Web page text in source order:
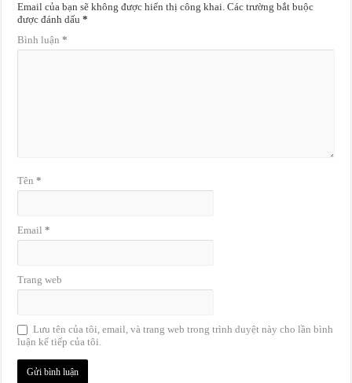
Email của bạn sẽ không được hiển thị công khai. Các trường bắt buộc
được đánh dấu*
Bình luận*
Tên*
Email*
Trang web
Lưu tên của tôi, email, và trang web trong trình duyệt này cho lần bình
luận kế tiếp của tôi.